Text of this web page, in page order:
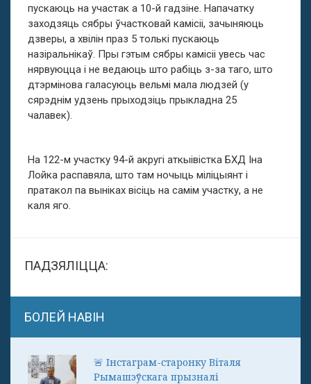
пускаюць на участак а 10-й гадзіне. Напачатку
заходзяць сябры ўчастковай камісіі, зачыняюць
дзверы, а хвілін праз 5 толькі пускаюць
назіральнікаў. Пры гэтым сябры камісіі увесь час
нярвуюцца і не ведаюць што рабіць з-за таго, што
дтэрмінова галасуюць вельмі мала людзей (у
сярэднім удзень прыходзіць прыкладна 25
чалавек).
На 122-м участку 94-й акругі аткыівістка БХД Іна
Лойка распавяла, што там ночыць міліцыянт і
пратакол па выніках вісіць на самім участку, а не
каля яго.
ПАДЗЯЛІЦЦА:
БОЛЕЙ НАВІН
🚨 Інстаграм-старонку Віталя
Рымашэўскага прызналі